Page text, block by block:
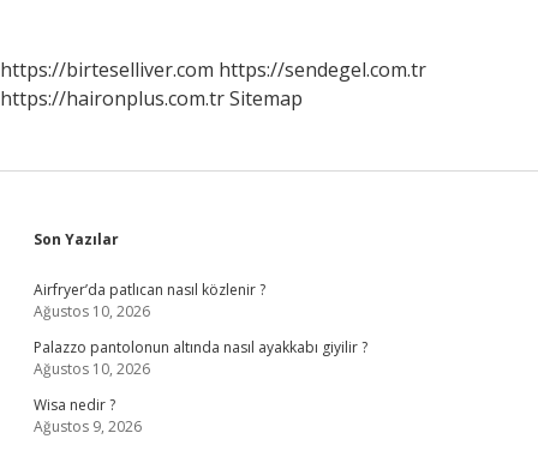
https://birteselliver.com https://sendegel.com.tr
https://haironplus.com.trSitemap
Sidebar
Son Yazılar
Airfryer’da patlıcan nasıl közlenir ?
Ağustos 10, 2026
Palazzo pantolonun altında nasıl ayakkabı giyilir ?
Ağustos 10, 2026
Wisa nedir ?
Ağustos 9, 2026